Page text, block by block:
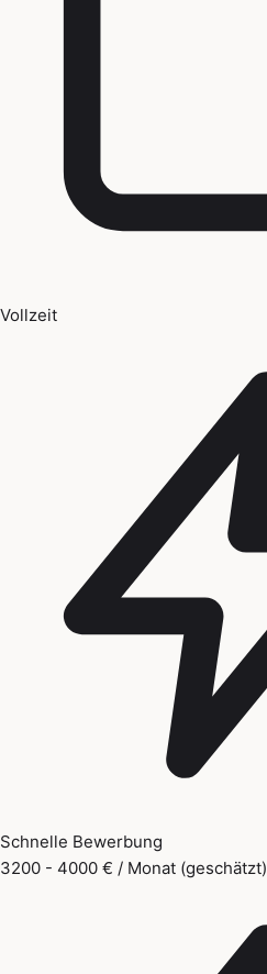
Vollzeit
Schnelle Bewerbung
3200 - 4000 € / Monat (geschätzt)